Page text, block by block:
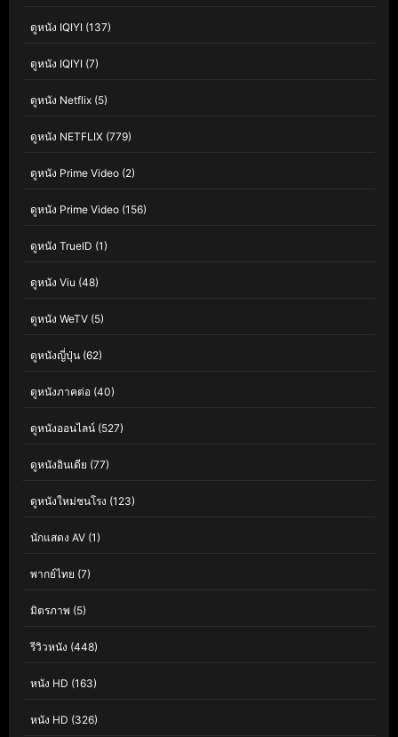
ดูหนัง IQIYI (137)
ดูหนัง IQIYI (7)
ดูหนัง Netflix (5)
ดูหนัง NETFLIX (779)
ดูหนัง Prime Video (2)
ดูหนัง Prime Video (156)
ดูหนัง TrueID (1)
ดูหนัง Viu (48)
ดูหนัง WeTV (5)
ดูหนังญี่ปุ่น (62)
ดูหนังภาคต่อ (40)
ดูหนังออนไลน์ (527)
ดูหนังอินเดีย (77)
ดูหนังใหม่ชนโรง (123)
นักแสดง AV (1)
พากย์ไทย (7)
มิตรภาพ (5)
รีวิวหนัง (448)
หนัง HD (163)
หนัง HD (326)